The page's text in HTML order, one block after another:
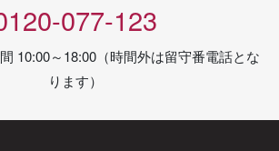
077-123
10:00～18:00（時間外は留守番電話とな
ります）